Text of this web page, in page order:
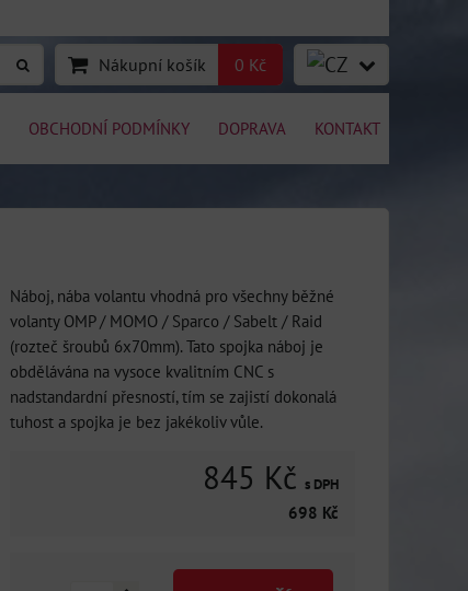
Nákupní košík 0 Kč
OBCHODNÍ PODMÍNKY DOPRAVA KONTAKT
Náboj, nába volantu vhodná pro všechny běžné
volanty OMP / MOMO / Sparco / Sabelt / Raid
(rozteč šroubů 6x70mm). Tato spojka náboj je
obdělávána na vysoce kvalitním CNC s
nadstandardní přesností, tím se zajistí dokonalá
tuhost a spojka je bez jakékoliv vůle.
845 Kč s DPH
698 Kč